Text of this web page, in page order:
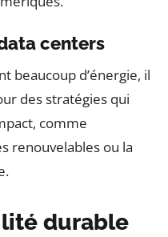
centers
beaucoup d’énergie, il
des stratégies qui
comme
renouvelables ou la
durable